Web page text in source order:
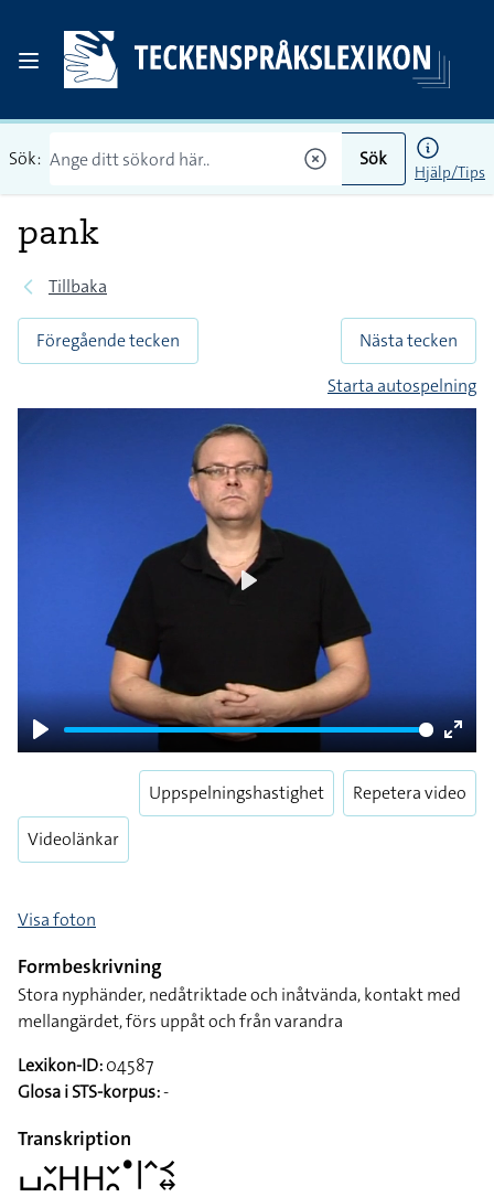
Sök: Sök
Hjälp/Tips
pank
Tillbaka
Föregående tecken
Nästa tecken
Starta autospelning
Play
Enter
Videolänkar
Uppspelningshastighet Repetera video
Visa foton
Formbeskrivning
Stora nyphänder, nedåtriktade och inåtvända, kontakt med
mellangärdet, förs uppåt och från varandra
Lexikon-ID:04587
Glosa i STS-korpus:-
Transkription
􌤖􌥖􌥘􌤲􌤲􌥖􌥘􌤟􌥼􌥦􌥹􌦉